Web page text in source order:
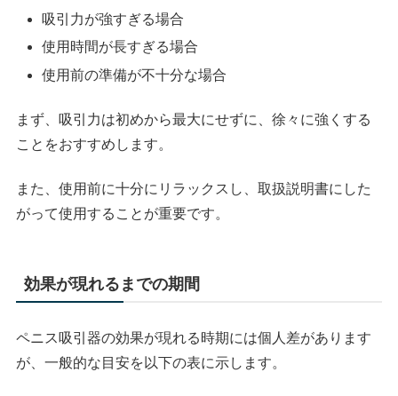
吸引力が強すぎる場合
使用時間が長すぎる場合
使用前の準備が不十分な場合
まず、吸引力は初めから最大にせずに、徐々に強くする
ことをおすすめします。
また、使用前に十分にリラックスし、取扱説明書にした
がって使用することが重要です。
効果が現れるまでの期間
ペニス吸引器の効果が現れる時期には個人差があります
が、一般的な目安を以下の表に示します。